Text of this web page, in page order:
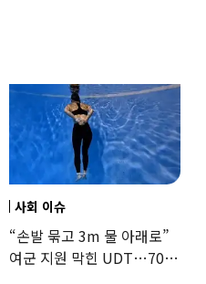
사회 이슈
“손발 묶고 3m 물 아래로”
여군 지원 막힌 UDT…707